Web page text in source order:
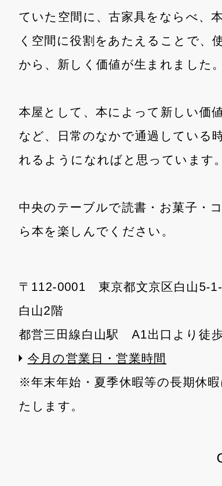
ていた空間に、古家具をならべ、
く空間に役割をあたえることで、
から、新しく価値が生まれました
本屋として、本によって新しい価
など、日常のなかで通過している
れるようになればと思っています
中央のテーブルで読書・お菓子・
ら本を楽しんでください。
〒112-0001 東京都文京区白山5-
白山2階
都営三田線白山駅 A1出口より徒
今月の営業日・営業時間
※年末年始・夏季休暇等の長期休
たします。